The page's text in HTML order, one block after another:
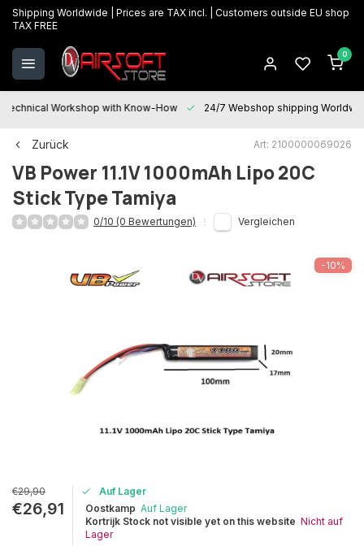
Shipping Worldwide | Prices are TAX incl. | Customers outside EU shop
TAX FREE
0
Technical Workshop with Know-How 24/7 Webshop shipping
Zurück Art: 2100000069026
VB Power 11.1V 1000mAh Lipo 20C
Stick Type Tamiya
0/10 (0 Bewertungen) Vergleichen
-10%
€29,90
€26,91
Auf Lager
Oostkamp Auf Lager
Kortrijk Stock not visible yet on this website Nicht auf
Lager